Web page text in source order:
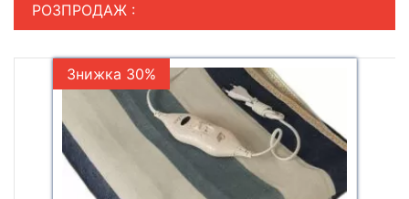
РОЗПРОДАЖ :
Знижка 30%